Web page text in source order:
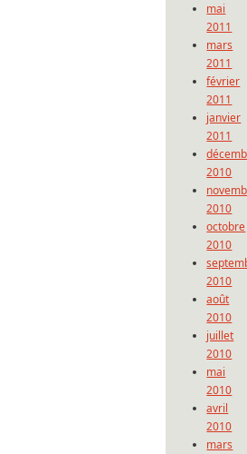
mai
2011
mars
2011
février
2011
janvier
2011
2010
2010
octobre
2010
2010
août
2010
juillet
2010
mai
2010
avril
2010
mars